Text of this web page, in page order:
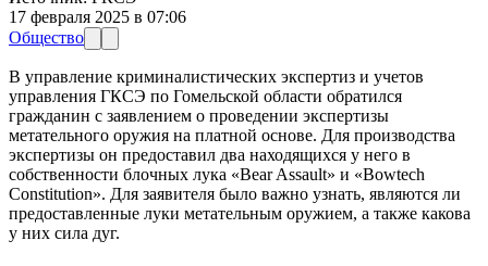
17 февраля 2025 в 07:06
Общество
В управление криминалистических экспертиз и учетов
управления ГКСЭ по Гомельской области обратился
гражданин с заявлением о проведении экспертизы
метательного оружия на платной основе. Для производства
экспертизы он предоставил два находящихся у него в
собственности блочных лука «Bear Assault» и «Bowtech
Constitution». Для заявителя было важно узнать, являются ли
предоставленные луки метательным оружием, а также какова
у них сила дуг.